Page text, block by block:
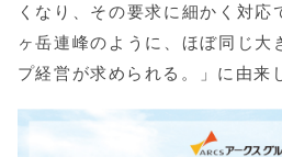
くなり、その要求に細かく対応
ヶ岳連峰のように、ほぼ同じ大
プ経営が求められる。」に由来